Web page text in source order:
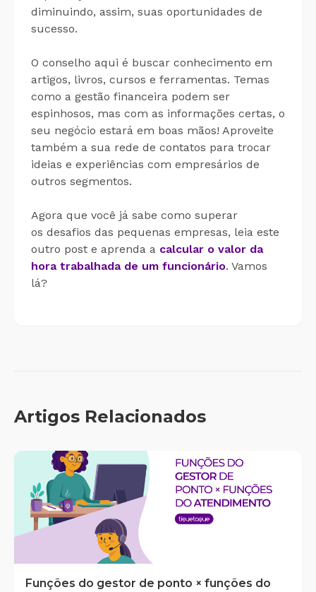
diminuindo, assim, suas oportunidades de
sucesso.
O conselho aqui é buscar conhecimento em
artigos, livros, cursos e ferramentas. Temas
como a gestão financeira podem ser
espinhosos, mas com as informações certas, o
seu negócio estará em boas mãos! Aproveite
também a sua rede de contatos para trocar
ideias e experiências com empresários de
outros segmentos.
Agora que você já sabe como superar
os desafios das pequenas empresas, leia este
outro post e aprenda a calcular o valor da
hora trabalhada de um funcionário. Vamos
lá?
Artigos Relacionados
Funções do gestor de ponto × funções do